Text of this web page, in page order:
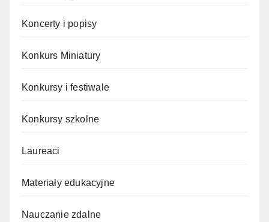
Koncerty i popisy
Konkurs Miniatury
Konkursy i festiwale
Konkursy szkolne
Laureaci
Materiały edukacyjne
Nauczanie zdalne